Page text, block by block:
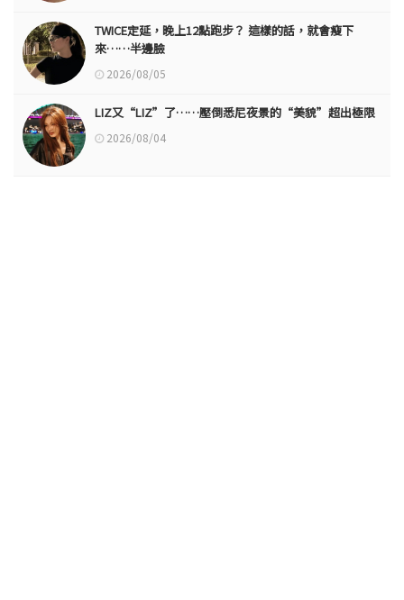
TWICE定延，晚上12點跑步？ 這樣的話，就會瘦下
來……半邊臉
2026/08/05
LIZ又“LIZ”了……壓倒悉尼夜景的“美貌”超出極限
2026/08/04